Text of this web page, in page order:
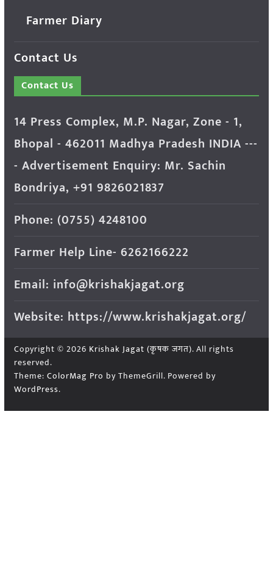
Farmer Diary
Contact Us
Contact Us
14 Press Complex, M.P. Nagar, Zone - 1,
Bhopal - 462011 Madhya Pradesh INDIA ---
- Advertisement Enquiry: Mr. Sachin
Bondriya, +91 9826021837
Phone: (0755) 4248100
Farmer Help Line- 6262166222
Email: info@krishakjagat.org
Website: https://www.krishakjagat.org/
Copyright © 2026 Krishak Jagat (कृषक जगत). All rights
reserved.
Theme: ColorMag Pro by ThemeGrill. Powered by
WordPress.